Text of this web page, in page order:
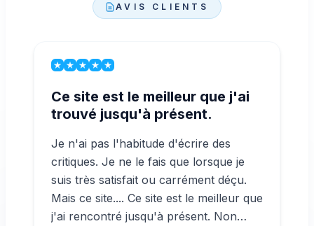
AVIS CLIENTS
Ce site est le meilleur que j'ai
trouvé jusqu'à présent.
Je n'ai pas l'habitude d'écrire des
critiques. Je ne le fais que lorsque je
suis très satisfait ou carrément déçu.
Mais ce site.... Ce site est le meilleur que
j'ai rencontré jusqu'à présent. Non